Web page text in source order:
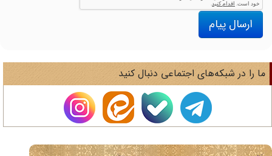
ارسال پیام
را در شبکه‌های اجتماعی دنبال کنید